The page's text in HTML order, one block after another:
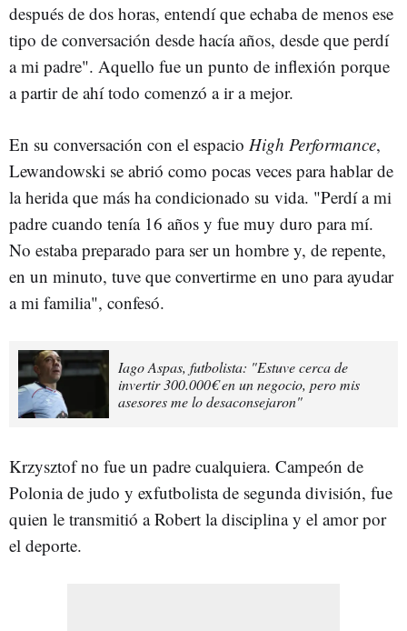
después de dos horas, entendí que echaba de menos ese
tipo de conversación desde hacía años, desde que perdí
a mi padre". Aquello fue un punto de inflexión porque
a partir de ahí todo comenzó a ir a mejor.
En su conversación con el espacio High Performance,
Lewandowski se abrió como pocas veces para hablar de
la herida que más ha condicionado su vida. "Perdí a mi
padre cuando tenía 16 años y fue muy duro para mí.
No estaba preparado para ser un hombre y, de repente,
en un minuto, tuve que convertirme en uno para ayudar
a mi familia", confesó.
Iago Aspas, futbolista: "Estuve cerca de
invertir 300.000€ en un negocio, pero mis
asesores me lo desaconsejaron"
Krzysztof no fue un padre cualquiera. Campeón de
Polonia de judo y exfutbolista de segunda división, fue
quien le transmitió a Robert la disciplina y el amor por
el deporte.